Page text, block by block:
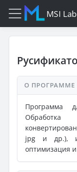
MSI Lab
О ПРОГРАММЕ
Программа
jpg и др.),
оптимизация и